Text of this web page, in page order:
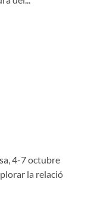
4-7 octubre
la relació